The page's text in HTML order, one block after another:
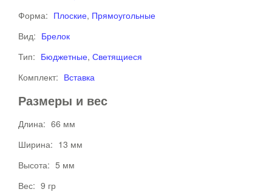
Форма: Плоские, Прямоугольные
Вид: Брелок
Тип: Бюджетные, Светящиеся
Комплект: Вставка
Размеры и вес
Длина: 66 мм
Ширина: 13 мм
Высота: 5 мм
Вес: 9 гр